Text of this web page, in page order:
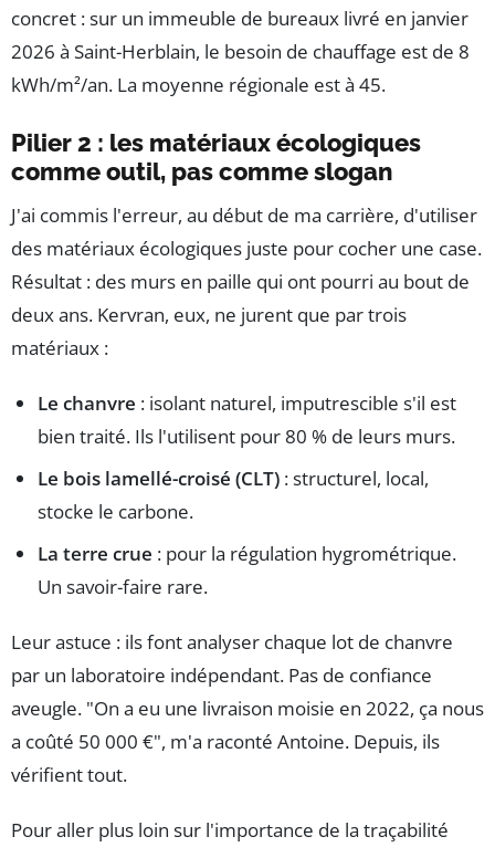
concret : sur un immeuble de bureaux livré en janvier
2026 à Saint-Herblain, le besoin de chauffage est de 8
kWh/m²/an. La moyenne régionale est à 45.
Pilier 2 : les matériaux écologiques
comme outil, pas comme slogan
J'ai commis l'erreur, au début de ma carrière, d'utiliser
des matériaux écologiques juste pour cocher une case.
Résultat : des murs en paille qui ont pourri au bout de
deux ans. Kervran, eux, ne jurent que par trois
matériaux :
Le chanvre : isolant naturel, imputrescible s'il est
bien traité. Ils l'utilisent pour 80 % de leurs murs.
Le bois lamellé-croisé (CLT) : structurel, local,
stocke le carbone.
La terre crue : pour la régulation hygrométrique.
Un savoir-faire rare.
Leur astuce : ils font analyser chaque lot de chanvre
par un laboratoire indépendant. Pas de confiance
aveugle. "On a eu une livraison moisie en 2022, ça nous
a coûté 50 000 €", m'a raconté Antoine. Depuis, ils
vérifient tout.
Pour aller plus loin sur l'importance de la traçabilité